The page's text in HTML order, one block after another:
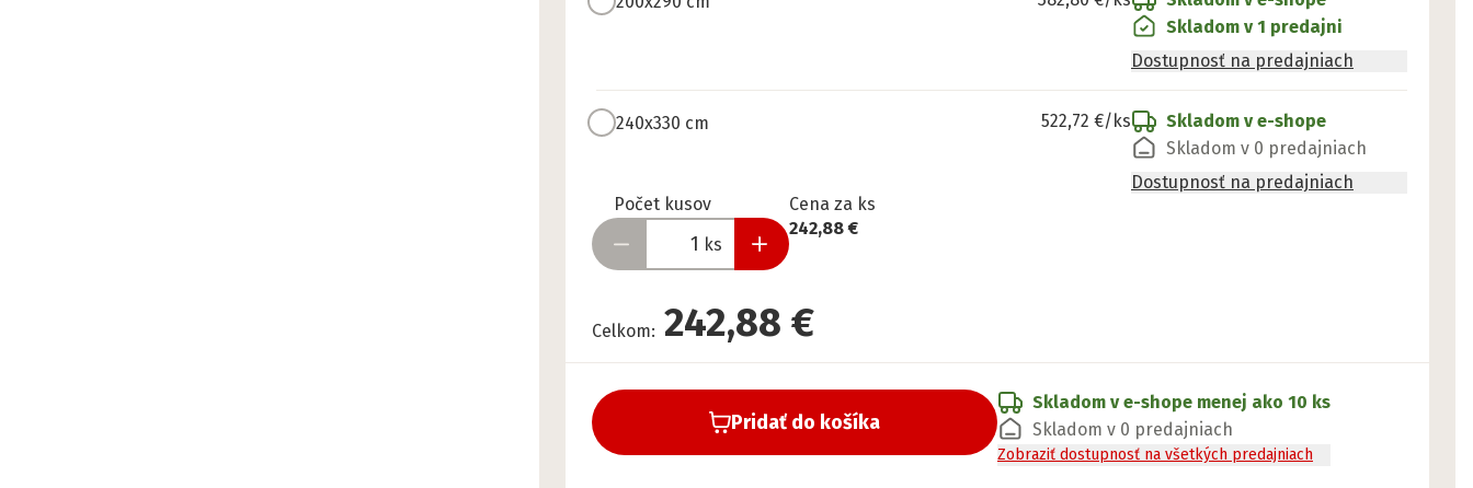
Skladom v 1 predajni
Dostupnosť na predajniach
240x330 cm 522,72 €/ks
Skladom v e-shope
Skladom v 0 predajniach
Dostupnosť na predajniach
Počet kusov
ks
Pripravené
Cena za ks
242,88 €
Celkom: 242,88 €
Pridať do košíka
Skladom v e-shope menej ako 10 ks
Skladom v 0 predajniach
Zobraziť dostupnosť na všetkých predajniach